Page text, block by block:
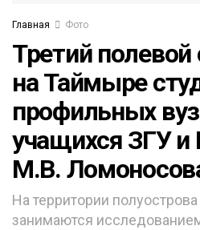
Главная Фото
Третий полевой
на Таймыре
профильных
учащихся ЗГУ
М.В.
На территории
занимаются